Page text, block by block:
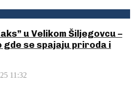
u Velikom Šiljegovcu –
gde se spajaju priroda i
11:32